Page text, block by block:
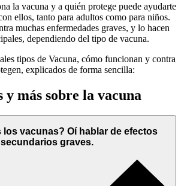
la vacuna y a quién protege puede ayudarte
ellos, tanto para adultos como para niños.
muchas enfermedades graves, y lo hacen
dependiendo del tipo de vacuna.
tipos de Vacuna, cómo funcionan y contra
explicados de forma sencilla:
y más sobre la vacuna
los vacunas? Oí hablar de efectos
secundarios graves.